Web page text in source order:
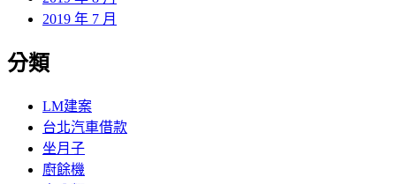
2019 年 7 月
分類
LM建案
台北汽車借款
坐月子
廚餘機